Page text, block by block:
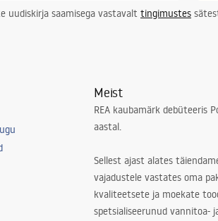
uudiskirja saamisega vastavalt tingimustes
Meist
REA kaubamärk debüteeris
aastal.
Sellest ajast alates
vajadustele vastates oma
kvaliteetsete ja moekate
spetsialiseerunud vannitoa-